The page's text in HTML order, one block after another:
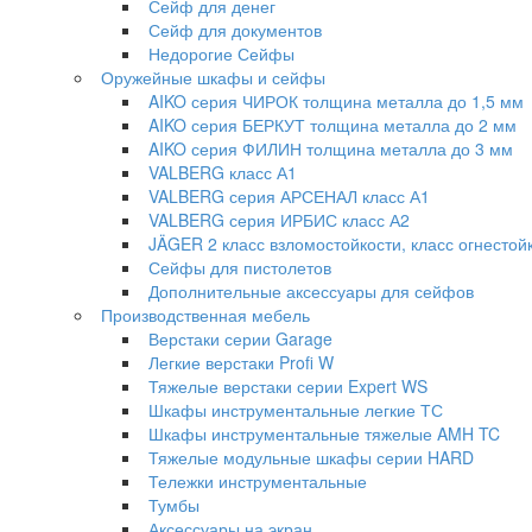
Сейф для денег
Сейф для документов
Недорогие Сейфы
Оружейные шкафы и сейфы
AIKO серия ЧИРОК толщина металла до 1,5 мм
AIKO серия БЕРКУТ толщина металла до 2 мм
AIKO серия ФИЛИН толщина металла до 3 мм
VALBERG класс А1
VALBERG серия АРСЕНАЛ класс А1
VALBERG серия ИРБИС класс А2
JÄGER 2 класс взломостойкости, класс
Сейфы для пистолетов
Дополнительные аксессуары для сейфов
Производственная мебель
Верстаки серии Garage
Легкие верстаки Profi W
Тяжелые верстаки серии Expert WS
Шкафы инструментальные легкие ТС
Шкафы инструментальные тяжелые AMH TC
Тяжелые модульные шкафы серии HARD
Тележки инструментальные
Тумбы